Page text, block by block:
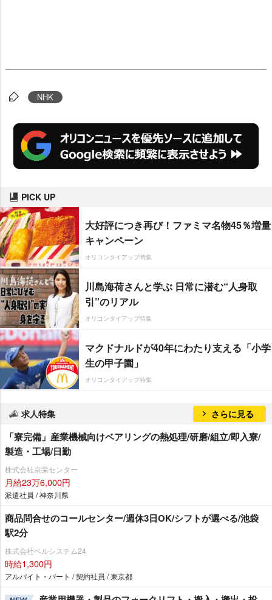
NHK
PICK UP
大好評につき再び！ファミマ名物45％増量
キャンペーン
オリコンタイアップ特集
川島海荷さんと学ぶ 日常に潜む“人身取
引”のリアル
オリコンタイアップ特集
マクドナルドが40年にわたり支える「小学
生の甲子園」
オリコンタイアップ特集
求人特集 さらに見る
「寮完備」産業機械向けベアリングの熱処理/研磨/組立/即入寮/
製造・工場/日勤
株式会社京栄センター
月給23万6,000円
派遣社員 / 神奈川県
商品問合せのコールセンター/週休3日OK/シフトが選べる/池袋
駅2分
株式会社ベルシステム24
時給1,300円
アルバイト・パート / 契約社員 / 東京都